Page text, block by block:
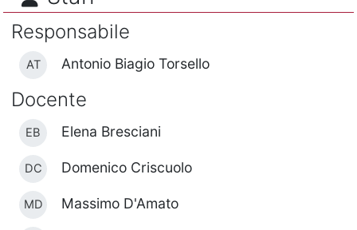
Responsabile
AT Antonio Biagio Torsello
Docente
EB Elena Bresciani
DC Domenico Criscuolo
MD Massimo D'Amato